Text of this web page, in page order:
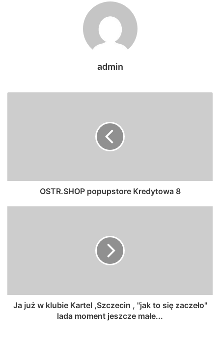
admin
OSTR.SHOP popupstore Kredytowa 8
Ja już w klubie Kartel ,Szczecin , "jak to się zaczeło"
lada moment jeszcze małe...